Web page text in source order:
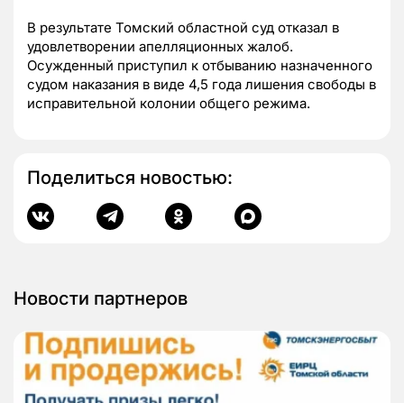
В результате Томский областной суд отказал в
удовлетворении апелляционных жалоб.
Осужденный приступил к отбыванию назначенного
судом наказания в виде 4,5 года лишения свободы в
исправительной колонии общего режима.
Поделиться новостью:
Новости партнеров